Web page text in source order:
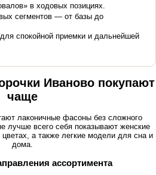
в ходовых позициях.
сегментов — от базы до
спокойной приемки и дальнейшей
Иваново покупают
чаще
лаконичные фасоны без сложного
лучше всего себя показывают женские
цветах, а также легкие модели для сна и
дома.
ассортимента